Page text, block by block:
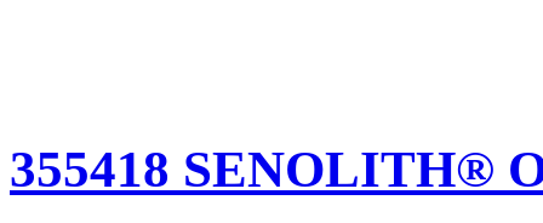
355418 SENOLITH®